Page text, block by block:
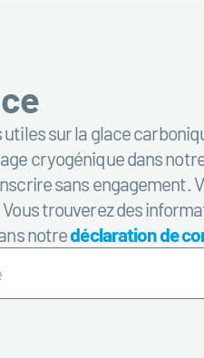
sur la glace
cryogénique dans
sans engagement.
trouverez des
notredéclaration de